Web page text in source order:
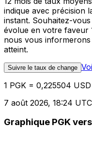
indique avec précision
instant. Souhaitez-
évolue en votre faveur
nous vous
atteint.
Suivre le taux de change
1 PGK = 0,225504 USD
7 août 2026, 18:24 UTC
Graphique PGK